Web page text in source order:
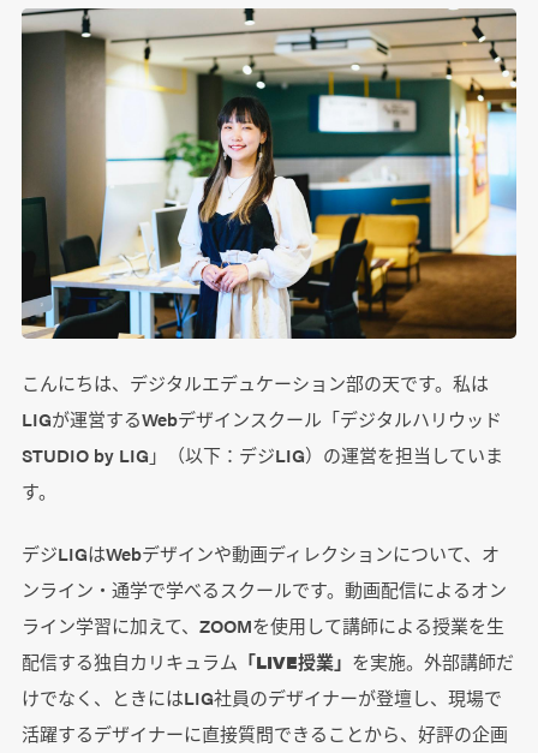
こんにちは、デジタルエデュケーション部の天です。私は
LIGが運営するWebデザインスクール「デジタルハリウッド
STUDIO by LIG」（以下：デジLIG）の運営を担当していま
す。
デジLIGはWebデザインや動画ディレクションについて、オ
ンライン・通学で学べるスクールです。動画配信によるオン
ライン学習に加えて、ZOOMを使用して講師による授業を生
配信する独自カリキュラム 「LIVE授業」 を実施。外部講師だ
けでなく、ときにはLIG社員のデザイナーが登壇し、現場で
活躍するデザイナーに直接質問できることから、好評の企画